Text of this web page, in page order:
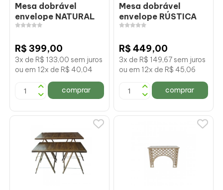
Mesa dobrável
envelope NATURAL
R$ 399,00
3x de R$ 133,00 sem juros
ou em 12x de R$ 40,04
comprar
Mesa dobrável
envelope RÚSTICA
R$ 449,00
3x de R$ 149,67 sem juros
ou em 12x de R$ 45,06
comprar